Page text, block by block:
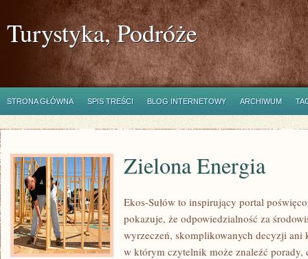
Turystyka, Podróże
STRONA GŁÓWNA SPIS TREŚCI BLOG INTERNETOWY ARCHIWUM
Zielona Energia
Ekos-Sułów to inspirujący portal
pokazuje, że odpowiedzialność za
wyrzeczeń, skomplikowanych decyzji ani
w którym czytelnik może znaleźć porady,